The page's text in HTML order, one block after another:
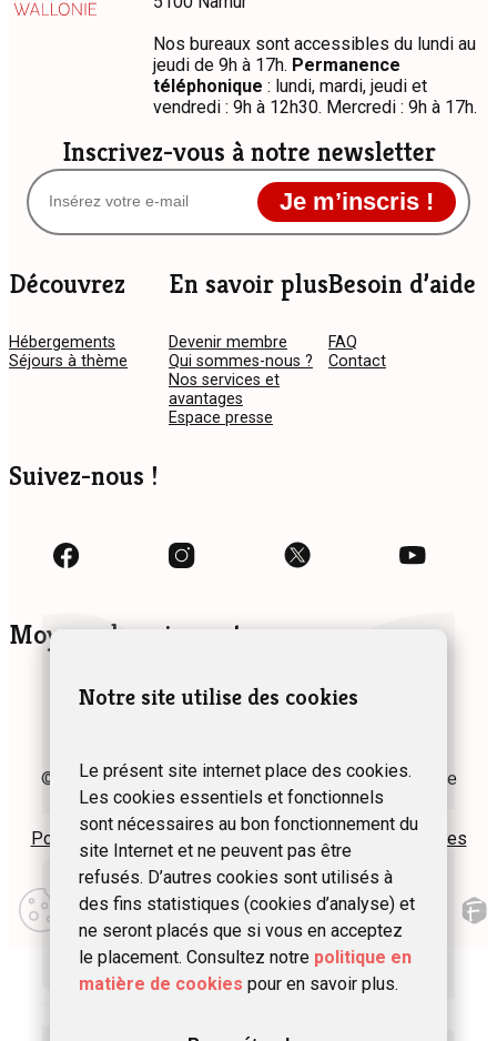
Inscrivez-vous à notre newsletter
Je m’inscris !
Nos bureaux sont accessibles du lundi au
jeudi de 9h à 17h. Permanence
téléphonique : lundi, mardi, jeudi et
vendredi : 9h à 12h30. Mercredi : 9h à 17h.
Découvrez
Hébergements
Séjours à thème
En savoir plus
Devenir membre
Qui sommes-nous ?
Nos services et
avantages
Espace presse
Besoin d’aide
FAQ
Contact
Suivez-nous !
Moyens de paiement
Modifier
mes
préférences
d\’utilisation
© 2024 Fédération des Gîtes et Chambres d’hôtes de
Wallonie asbl
Politique de confidentialité
Plan du site Mentions légales
Notre site utilise des cookies
Le présent site internet place des cookies.
Les cookies essentiels et fonctionnels
sont nécessaires au bon fonctionnement du
site Internet et ne peuvent pas être
refusés. D’autres cookies sont utilisés à
des fins statistiques (cookies d’analyse) et
ne seront placés que si vous en acceptez
le placement. Consultez notre politique en
matière de cookies pour en savoir plus.